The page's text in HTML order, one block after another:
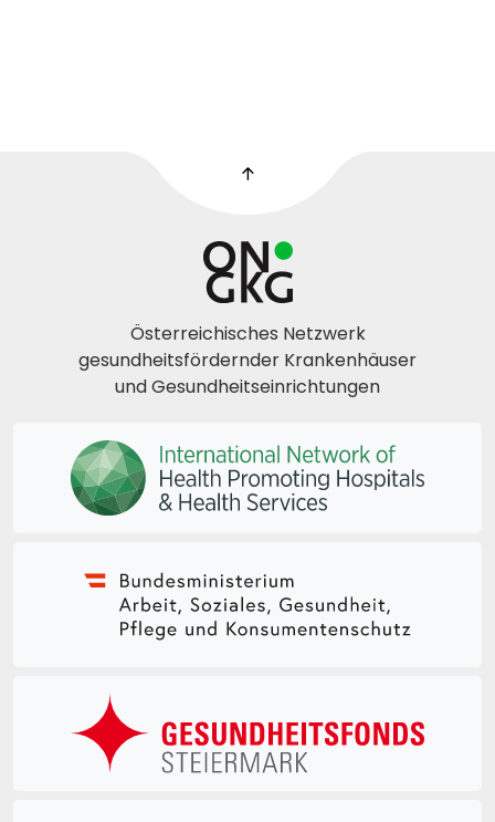
Österreichisches Netzwerk
gesundheitsfördernder Krankenhäuser
und Gesundheitseinrichtungen